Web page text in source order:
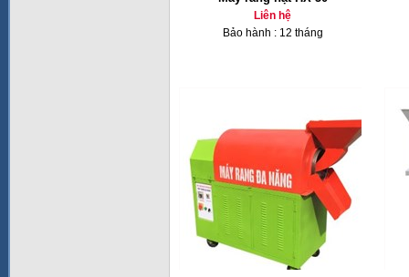
Liên hệ
Bảo hành : 12 tháng